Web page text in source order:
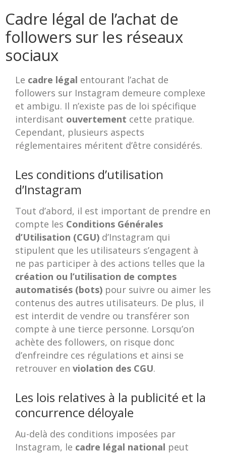
Cadre légal de l’achat de
followers sur les réseaux
sociaux
Le cadre légal entourant l’achat de
followers sur Instagram demeure complexe
et ambigu. Il n’existe pas de loi spécifique
interdisant ouvertement cette pratique.
Cependant, plusieurs aspects
réglementaires méritent d’être considérés.
Les conditions d’utilisation
d’Instagram
Tout d’abord, il est important de prendre en
compte les Conditions Générales
d’Utilisation (CGU) d’Instagram qui
stipulent que les utilisateurs s’engagent à
ne pas participer à des actions telles que la
création ou l’utilisation de comptes
automatisés (bots) pour suivre ou aimer les
contenus des autres utilisateurs. De plus, il
est interdit de vendre ou transférer son
compte à une tierce personne. Lorsqu’on
achète des followers, on risque donc
d’enfreindre ces régulations et ainsi se
retrouver en violation des CGU.
Les lois relatives à la publicité et la
concurrence déloyale
Au-delà des conditions imposées par
Instagram, le cadre légal national peut